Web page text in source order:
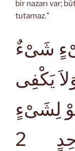
bir nazarı var;
tutamaz.”
شَىْءٌ
يَكْفِى
لِشَىْءٍ
2